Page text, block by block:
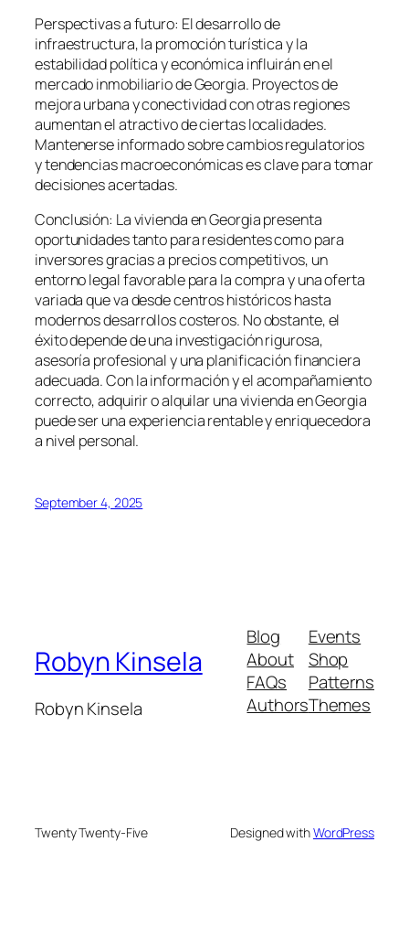
Perspectivas a futuro: El desarrollo de
infraestructura, la promoción turística y la
estabilidad política y económica influirán en el
mercado inmobiliario de Georgia. Proyectos de
mejora urbana y conectividad con otras regiones
aumentan el atractivo de ciertas localidades.
Mantenerse informado sobre cambios regulatorios
y tendencias macroeconómicas es clave para tomar
decisiones acertadas.
Conclusión: La vivienda en Georgia presenta
oportunidades tanto para residentes como para
inversores gracias a precios competitivos, un
entorno legal favorable para la compra y una oferta
variada que va desde centros históricos hasta
modernos desarrollos costeros. No obstante, el
éxito depende de una investigación rigurosa,
asesoría profesional y una planificación financiera
adecuada. Con la información y el acompañamiento
correcto, adquirir o alquilar una vivienda en Georgia
puede ser una experiencia rentable y enriquecedora
a nivel personal.
September 4, 2025
Robyn Kinsela
Robyn Kinsela
Blog
About
FAQs
Authors
Events
Shop
Patterns
Themes
Twenty Twenty-Five Designed withWordPress